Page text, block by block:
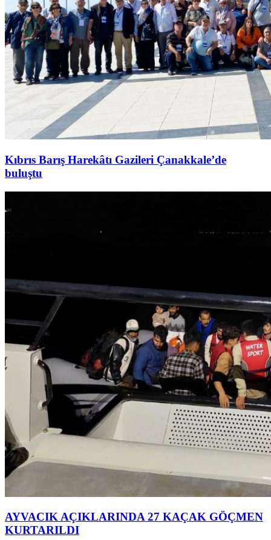
Kıbrıs Barış Harekâtı Gazileri Çanakkale’de
buluştu
AYVACIK AÇIKLARINDA 27 KAÇAK GÖÇMEN
KURTARILDI